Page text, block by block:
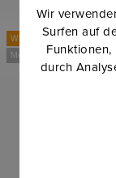
Wir
Surfen auf
durch
Winterinspirationen
Mehr für weniger